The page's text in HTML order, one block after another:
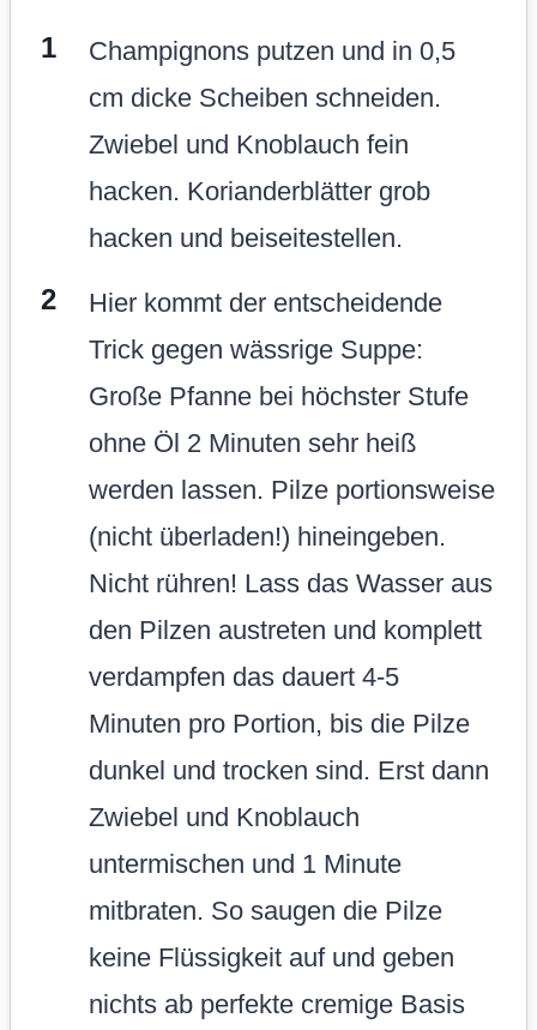
Champignons putzen und in 0,5
cm dicke Scheiben schneiden.
Zwiebel und Knoblauch fein
hacken. Korianderblätter grob
hacken und beiseitestellen.
Hier kommt der entscheidende
Trick gegen wässrige Suppe:
Große Pfanne bei höchster Stufe
ohne Öl 2 Minuten sehr heiß
werden lassen. Pilze portionsweise
(nicht überladen!) hineingeben.
Nicht rühren! Lass das Wasser aus
den Pilzen austreten und komplett
verdampfen das dauert 4-5
Minuten pro Portion, bis die Pilze
dunkel und trocken sind. Erst dann
Zwiebel und Knoblauch
untermischen und 1 Minute
mitbraten. So saugen die Pilze
keine Flüssigkeit auf und geben
nichts ab perfekte cremige Basis